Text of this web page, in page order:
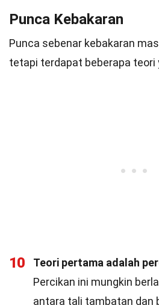
Punca Kebakaran
Punca sebenar kebakaran
tetapi terdapat beberapa teori
10
Teori pertama adalah
Percikan ini mungkin
antara tali tambatan dan